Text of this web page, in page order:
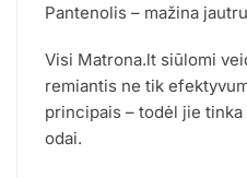
Pantenolis – mažina
Visi Matrona.lt siūlomi
remiantis ne tik
principais – todėl jie
odai.